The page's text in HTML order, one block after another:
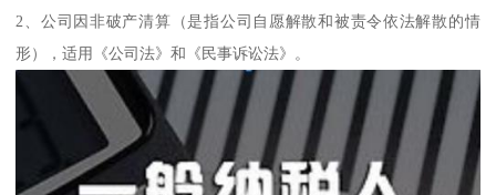
2、公司因非破产清算（是指公司自愿解散和被责令依法解散的情
形），适用《公司法》和《民事诉讼法》。